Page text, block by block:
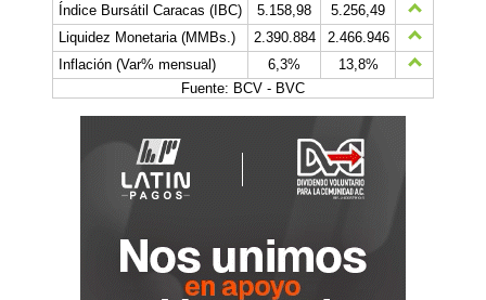
Índice Bursátil Caracas (IBC)
5.158,98
5.256,49
Liquidez Monetaria (MMBs.)
2.390.884
2.466.946
Inflación (Var% mensual)
6,3%
13,8%
Fuente: BCV - BVC